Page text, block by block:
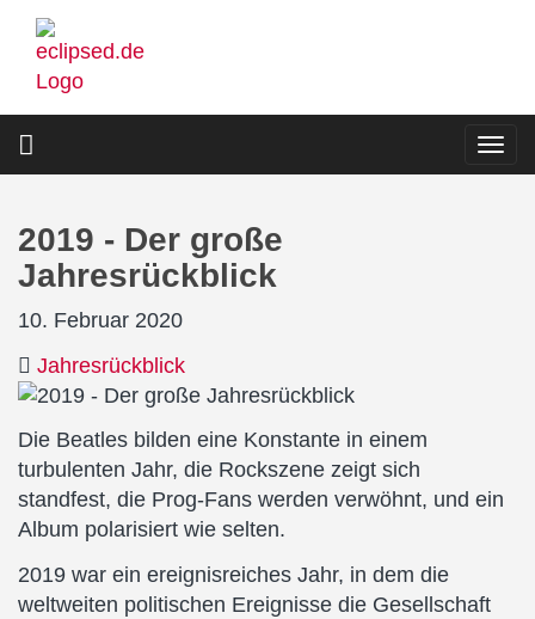
Direkt
zum
Inhalt
2019 - Der große
Jahresrückblick
10. Februar 2020
Jahresrückblick
Die Beatles bilden eine Konstante in einem
turbulenten Jahr, die Rockszene zeigt sich
standfest, die Prog-Fans werden verwöhnt, und ein
Album polarisiert wie selten.
2019 war ein ereignisreiches Jahr, in dem die
weltweiten politischen Ereignisse die Gesellschaft